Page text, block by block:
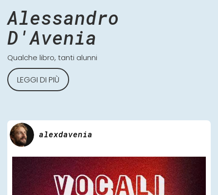
Alessandro
D'Avenia
Qualche libro, tanti alunni
LEGGI DI PIÙ
alexdavenia